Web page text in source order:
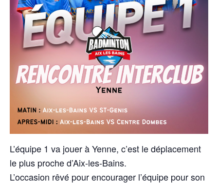
L’équipe 1 va jouer à Yenne, c’est le déplacement
le plus proche d’Aix-les-Bains.
L’occasion rêvé pour encourager l’équipe pour son